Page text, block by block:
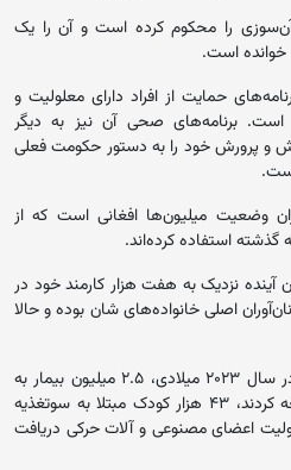
را محکوم کرده است و آن را یک
است.
حمایت از افراد دارای معلولیت و
برنامه‌های صحی آن نیز به دیگر
و پرورش خود را به دستور حکومت فعلی
وضعیت میلیون‌ها افغانی است که از
استفاده کرده‌اند.
آینده نزدیک به هفت هزار کارمند خود در
اصلی خانواده‌های شان بوده و حالا
کمیته سویدن گفته است که تنها در سال ۲۰۲۳ میلادی، ۲.۵ میلیون بیمار به
مراکز صحی تحت پوشش آن مراجعه کردند، ۴۳ هزار کودک مبتلا به سوتغذیه
دارای معلولیت اعضای مصنوعی و آلات حرکی دریافت